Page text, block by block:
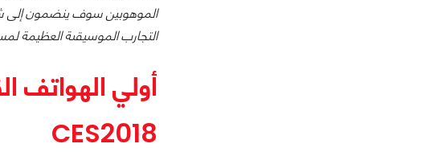
التجارب الموسيقىة العظيمة
أولي
CES2018